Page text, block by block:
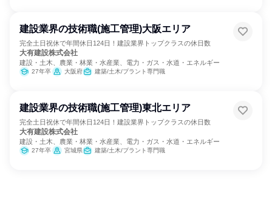
建設業界の技術職(施工管理)大阪エリア
完全土日祝休で年間休日124日！建設業界トップクラスの休日数
大有建設株式会社
建設・土木、農業・林業・水産業、電力・ガス・水道・エネルギー
27年卒 大阪府 建築/土木/プラント専門職
建設業界の技術職(施工管理)東北エリア
完全土日祝休で年間休日124日！建設業界トップクラスの休日数
大有建設株式会社
建設・土木、農業・林業・水産業、電力・ガス・水道・エネルギー
27年卒 宮城県 建築/土木/プラント専門職